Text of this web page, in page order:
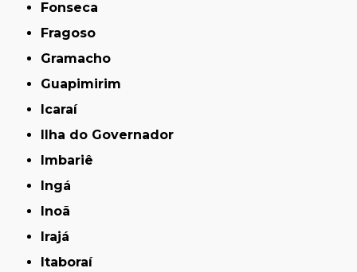
Fonseca
Fragoso
Gramacho
Guapimirim
Icaraí
Ilha do Governador
Imbariê
Ingá
Inoã
Irajá
Itaboraí